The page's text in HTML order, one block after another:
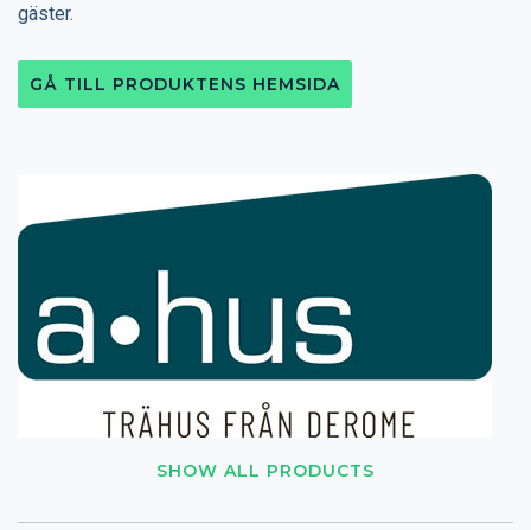
SHOW ALL PRODUCTS
gäster.
GÅ TILL PRODUKTENS HEMSIDA